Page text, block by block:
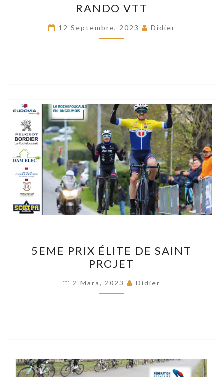
VTT
RANDO VTT
12 Septembre, 2023 Didier
PRIX
ÉLITE
DE
SAINT
5EME PRIX ÉLITE DE SAINT
PROJET
2 Mars, 2023 Didier